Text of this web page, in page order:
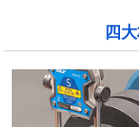
四